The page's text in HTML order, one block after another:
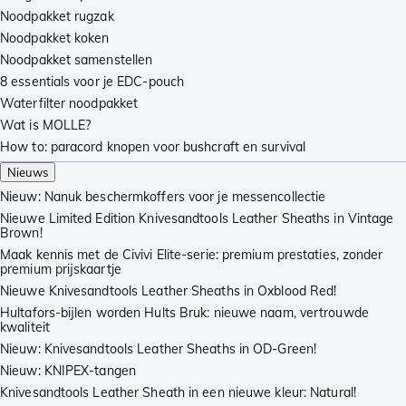
Noodpakket rugzak
Noodpakket koken
Noodpakket samenstellen
8 essentials voor je EDC-pouch
Waterfilter noodpakket
Wat is MOLLE?
How to: paracord knopen voor bushcraft en survival
Nieuws
Nieuw: Nanuk beschermkoffers voor je messencollectie
Nieuwe Limited Edition Knivesandtools Leather Sheaths in Vintage
Brown!
Maak kennis met de Civivi Elite-serie: premium prestaties, zonder
premium prijskaartje
Nieuwe Knivesandtools Leather Sheaths in Oxblood Red!
Hultafors-bijlen worden Hults Bruk: nieuwe naam, vertrouwde
kwaliteit
Nieuw: Knivesandtools Leather Sheaths in OD-Green!
Nieuw: KNIPEX-tangen
Knivesandtools Leather Sheath in een nieuwe kleur: Natural!